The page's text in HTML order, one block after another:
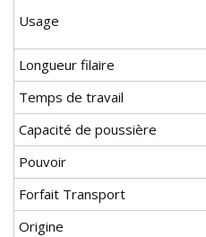
Usage
Longueur filaire
Temps de travail
Capacité de poussière
Pouvoir
Forfait Transport
Origine